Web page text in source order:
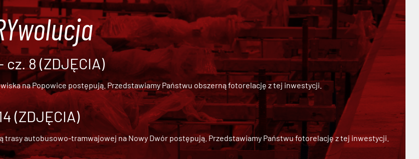
8 (ZDJĘCIA)
na Popowice postępują. Przedstawiamy Państwu obszerną fotorelację z tej inwestycji.
(ZDJĘCIA)
trasy autobusowo-tramwajowej na Nowy Dwórpostępują. Przedstawiamy Państwu fotorelację z tej inwestycji.